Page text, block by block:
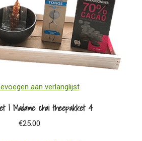
aan verlanglijst
| Madame chai theepakket 4
€25.00